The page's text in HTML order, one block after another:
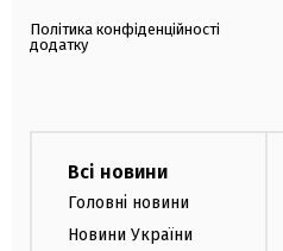
Політика конфіденційності
додатку
Всі новини
Головні новини
Новини України